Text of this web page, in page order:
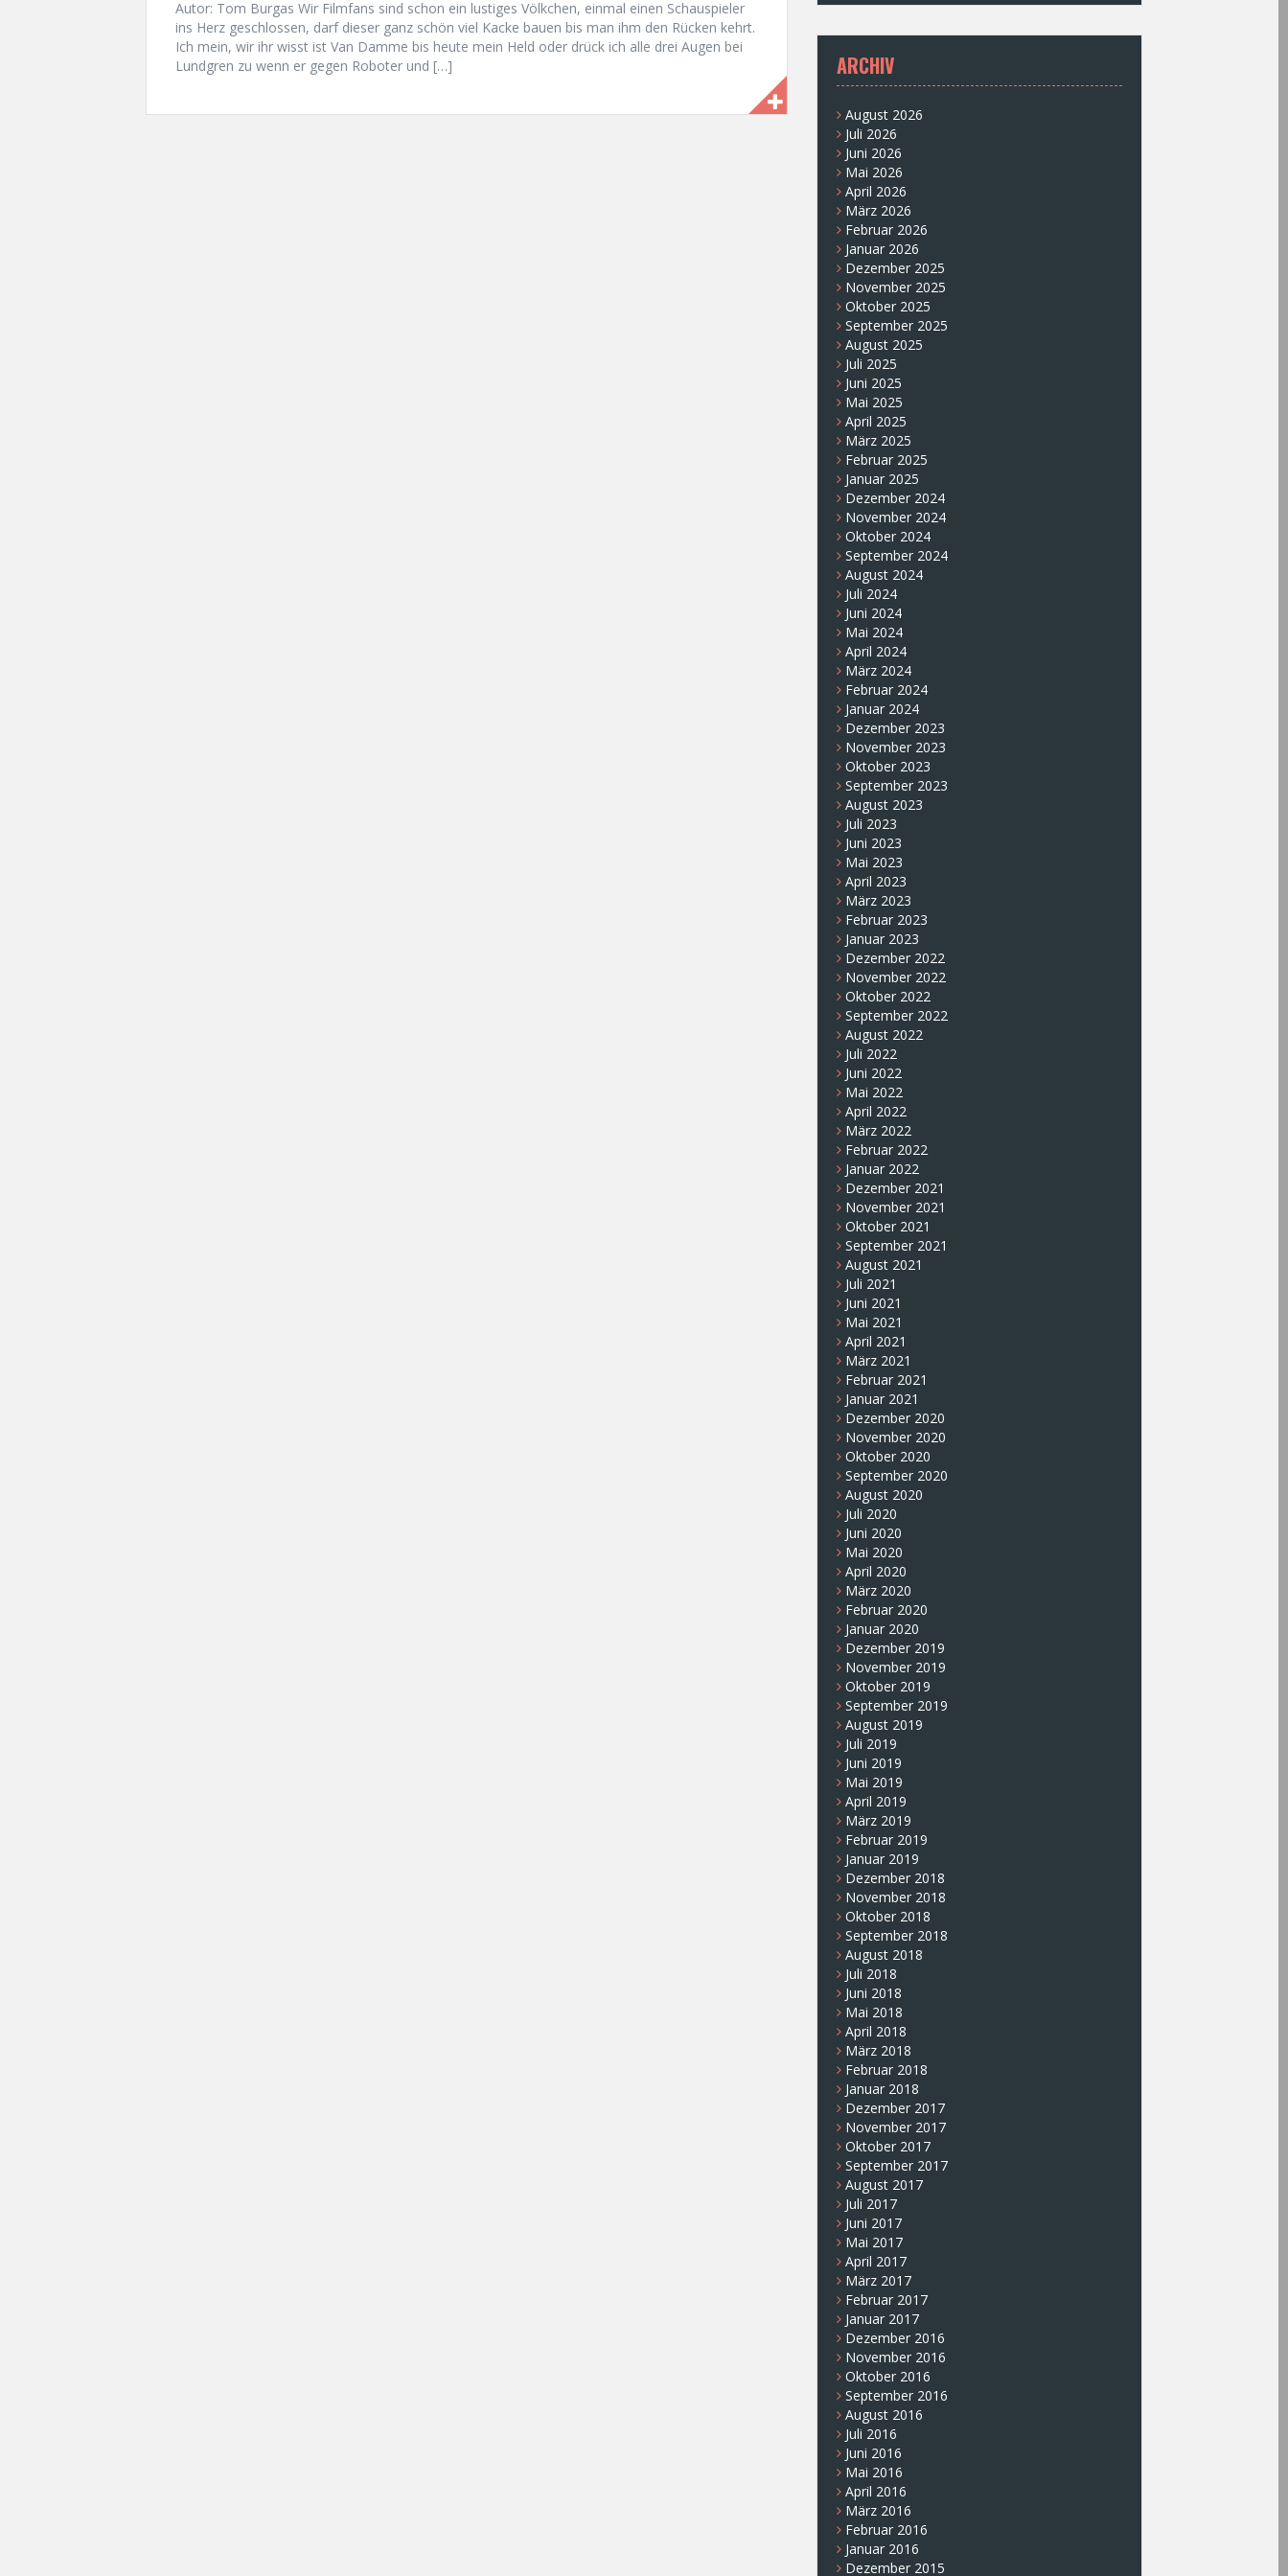
Autor: Tom Burgas Wir Filmfans sind schon ein lustiges Völkchen, einmal einen Schauspieler
ins Herz geschlossen, darf dieser ganz schön viel Kacke bauen bis man ihm den Rücken kehrt.
Ich mein, wir ihr wisst ist Van Damme bis heute mein Held oder drück ich alle drei Augen bei
Lundgren zu wenn er gegen Roboter und […]
ARCHIV
August 2026
Juli 2026
Juni 2026
Mai 2026
April 2026
März 2026
Februar 2026
Januar 2026
Dezember 2025
November 2025
Oktober 2025
September 2025
August 2025
Juli 2025
Juni 2025
Mai 2025
April 2025
März 2025
Februar 2025
Januar 2025
Dezember 2024
November 2024
Oktober 2024
September 2024
August 2024
Juli 2024
Juni 2024
Mai 2024
April 2024
März 2024
Februar 2024
Januar 2024
Dezember 2023
November 2023
Oktober 2023
September 2023
August 2023
Juli 2023
Juni 2023
Mai 2023
April 2023
März 2023
Februar 2023
Januar 2023
Dezember 2022
November 2022
Oktober 2022
September 2022
August 2022
Juli 2022
Juni 2022
Mai 2022
April 2022
März 2022
Februar 2022
Januar 2022
Dezember 2021
November 2021
Oktober 2021
September 2021
August 2021
Juli 2021
Juni 2021
Mai 2021
April 2021
März 2021
Februar 2021
Januar 2021
Dezember 2020
November 2020
Oktober 2020
September 2020
August 2020
Juli 2020
Juni 2020
Mai 2020
April 2020
März 2020
Februar 2020
Januar 2020
Dezember 2019
November 2019
Oktober 2019
September 2019
August 2019
Juli 2019
Juni 2019
Mai 2019
April 2019
März 2019
Februar 2019
Januar 2019
Dezember 2018
November 2018
Oktober 2018
September 2018
August 2018
Juli 2018
Juni 2018
Mai 2018
April 2018
März 2018
Februar 2018
Januar 2018
Dezember 2017
November 2017
Oktober 2017
September 2017
August 2017
Juli 2017
Juni 2017
Mai 2017
April 2017
März 2017
Februar 2017
Januar 2017
Dezember 2016
November 2016
Oktober 2016
September 2016
August 2016
Juli 2016
Juni 2016
Mai 2016
April 2016
März 2016
Februar 2016
Januar 2016
Dezember 2015